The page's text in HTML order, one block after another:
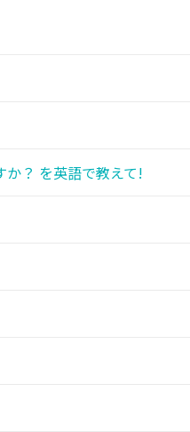
か？ を英語で教えて!